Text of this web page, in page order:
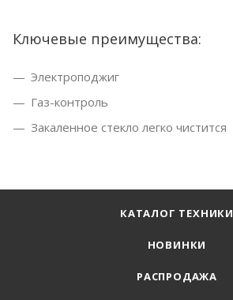
Ключевые преимущества:
Электроподжиг
Газ-контроль
Закаленное стекло легко чистится
КАТАЛОГ ТЕХНИКИ
НОВИНКИ
РАСПРОДАЖА